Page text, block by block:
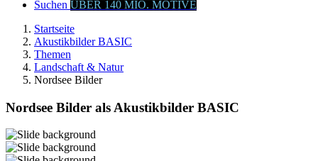
Suchen ÜBER 140 MIO. MOTIVE
Startseite
Akustikbilder BASIC
Themen
Landschaft & Natur
Nordsee Bilder
Nordsee Bilder als Akustikbilder BASIC